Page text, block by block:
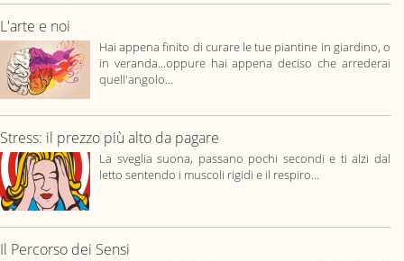
L'arte e noi
Hai appena finito di curare le tue piantine in giardino, o
in veranda...oppure hai appena deciso che arrederai
quell'angolo…
Stress: il prezzo più alto da pagare
La sveglia suona, passano pochi secondi e ti alzi dal
letto sentendo i muscoli rigidi e il respiro…
Il Percorso dei Sensi